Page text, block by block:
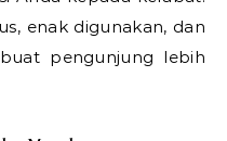
enak digunakan, dan
pengunjung lebih